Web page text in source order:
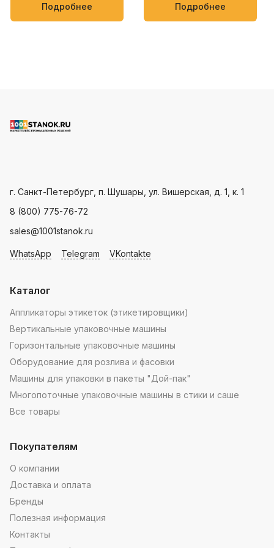
изделий, овощей и фруктов
Подробнее
полотенца, салфетки,
пищевые и бытовые
Подробнее
г. Санкт-Петербург, п. Шушары, ул. Вишерская, д. 1, к. 1
8 (800) 775-76-72
sales@1001stanok.ru
WhatsApp Telegram VKontakte
Каталог
Аппликаторы этикеток (этикетировщики)
Вертикальные упаковочные машины
Горизонтальные упаковочные машины
Оборудование для розлива и фасовки
Машины для упаковки в пакеты "Дой-пак"
Многопоточные упаковочные машины в стики и саше
Все товары
Покупателям
О компании
Доставка и оплата
Бренды
Полезная информация
Контакты